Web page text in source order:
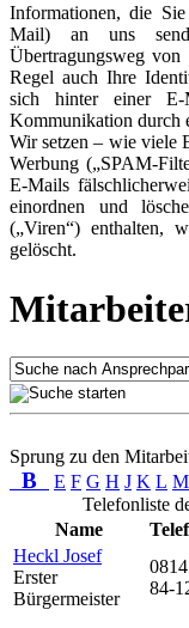
Informationen, die
Mail) an uns
Übertragungsweg
Regel auch Ihre
sich hinter einer E-
Kommunikation durch
Wir setzen – wie viele
Werbung („SPAM-
E-Mails
einordnen und
(„Viren“) enthalten,
gelöscht.
Sprung zu den
B E F G H J K L M
Telefonliste
Name
Heckl Josef
Erster
Bürgermeister
84-